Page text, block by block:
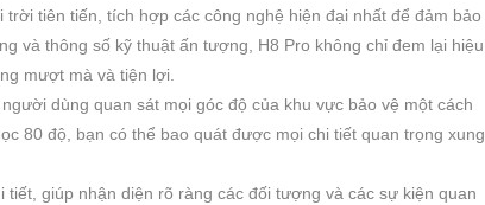
trời tiên tiến, tích hợp các công nghệ hiện đại nhất để đảm bảo
và thông số kỹ thuật ấn tượng, H8 Pro không chỉ đem lại hiệu
mượt mà và tiện lợi.
dùng quan sát mọi góc độ của khu vực bảo vệ một cách
80 độ, bạn có thể bao quát được mọi chi tiết quan trọng xung
tiết, giúp nhận diện rõ ràng các đối tượng và các sự kiện quan